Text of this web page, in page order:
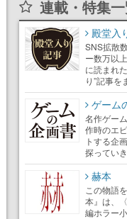
連載・特集
殿堂入
SNS拡散
ー数万以
に読まれ
り”記事を
ゲーム
名作ゲー
作時のエ
トする企
探っていき
赫本
この物語
本』は、
編ホラー